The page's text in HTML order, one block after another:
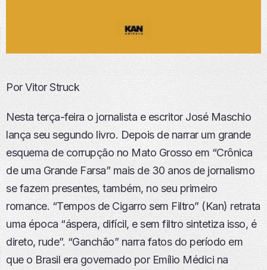
Por Vitor Struck
Nesta terça-feira o jornalista e escritor José Maschio
lança seu segundo livro. Depois de narrar um grande
esquema de corrupção no Mato Grosso em “Crônica
de uma Grande Farsa” mais de 30 anos de jornalismo
se fazem presentes, também, no seu primeiro
romance. “Tempos de Cigarro sem Filtro” (Kan) retrata
uma época “áspera, difícil, e sem filtro sintetiza isso, é
direto, rude”. “Ganchão” narra fatos do período em
que o Brasil era governado por Emílio Médici na